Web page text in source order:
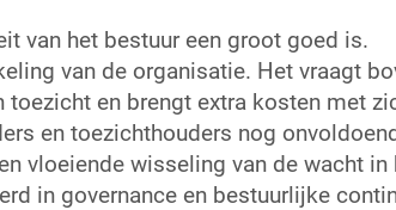
van het bestuur een groot goed is.
van de organisatie. Het vraagt
en brengt extra kosten met
en toezichthouders nog
vloeiende wisseling van de wacht in
in governance en bestuurlijke